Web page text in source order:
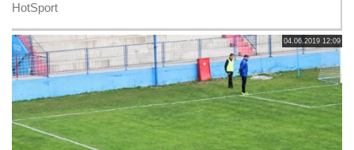
HotSport
04.06.2019 12:09